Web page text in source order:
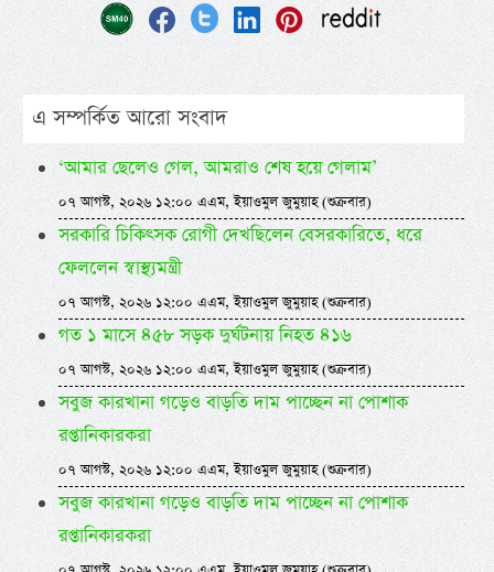
এ সম্পর্কিত আরো সংবাদ
‘আমার ছেলেও গেল, আমরাও শেষ হয়ে গেলাম’
০৭ আগস্ট, ২০২৬ ১২:০০ এএম, ইয়াওমুল জুমুয়াহ (শুক্রবার)
সরকারি চিকিৎসক রোগী দেখছিলেন বেসরকারিতে, ধরে
ফেললেন স্বাস্থ্যমন্ত্রী
০৭ আগস্ট, ২০২৬ ১২:০০ এএম, ইয়াওমুল জুমুয়াহ (শুক্রবার)
গত ১ মাসে ৪৫৮ সড়ক দুর্ঘটনায় নিহত ৪১৬
০৭ আগস্ট, ২০২৬ ১২:০০ এএম, ইয়াওমুল জুমুয়াহ (শুক্রবার)
সবুজ কারখানা গড়েও বাড়তি দাম পাচ্ছেন না পোশাক
রপ্তানিকারকরা
০৭ আগস্ট, ২০২৬ ১২:০০ এএম, ইয়াওমুল জুমুয়াহ (শুক্রবার)
সবুজ কারখানা গড়েও বাড়তি দাম পাচ্ছেন না পোশাক
রপ্তানিকারকরা